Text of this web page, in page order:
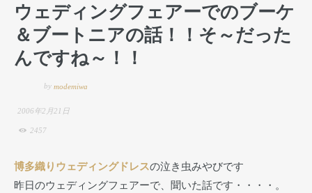
ウェディングフェアーでのブーケ
＆ブートニアの話！！そ～だった
んですね～！！
by modemiwa
2006年2月21日
2457
博多織りウェディングドレスの泣き虫みやびです
昨日のウェディングフェアーで、聞いた話です・・・・。